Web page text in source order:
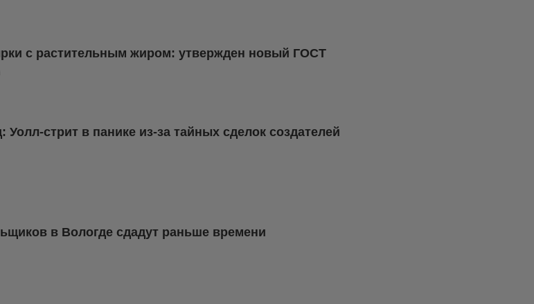
с растительным жиром: утвержден новый ГОСТ
стрит в панике из-за тайных сделок создателей
в Вологде сдадут раньше времени